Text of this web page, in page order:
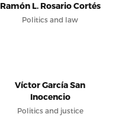
Ramón L. Rosario Cortés
Politics and law
Víctor García San
Inocencio
Politics and justice